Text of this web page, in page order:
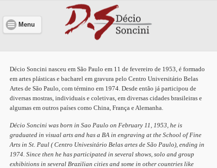
Menu
Décio Soncini nasceu em São Paulo em 11 de fevereiro de 1953, é formado
em artes plásticas e bacharel em gravura pelo Centro Universitário Belas
Artes de São Paulo, com término em 1974. Desde então já participou de
diversas mostras, individuais e coletivas, em diversas cidades brasileiras e
algumas em outros países como China, França e Alemanha.
Décio Soncini was born in Sao Paulo on February 11, 1953, he is
graduated in visual arts and has a BA in engraving at the School of Fine
Arts in St. Paul ( Centro Univesitário Belas artes de São Paulo), ending in
1974. Since then he has participated in several shows, solo and group
exhibitions in several Brazilian cities and some in other countries like